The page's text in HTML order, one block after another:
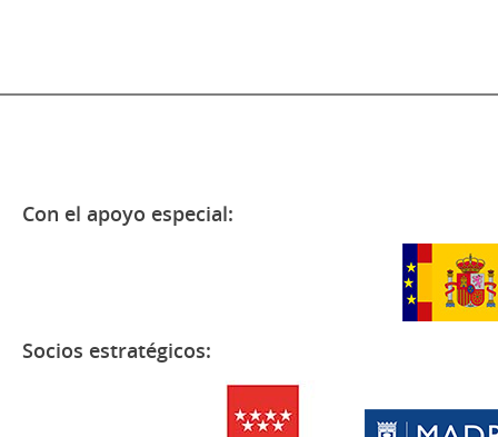
Con el apoyo especial:
Socios estratégicos: